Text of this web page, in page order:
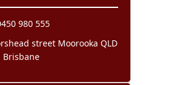
980 555
street Moorooka QLD
Brisbane